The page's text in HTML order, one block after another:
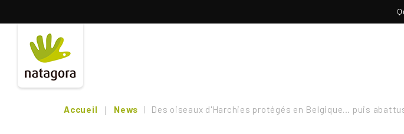
principal
Accueil News Des oiseaux d'Harchies protégés en Belgique… puis